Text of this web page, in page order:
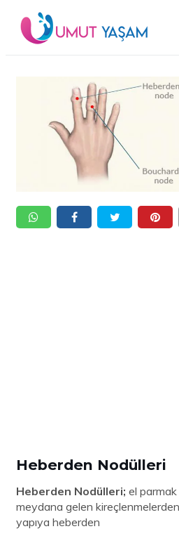
Heberden Nodülleri
Heberden Nodülleri; el parmak
meydana gelen
yapıya heberden